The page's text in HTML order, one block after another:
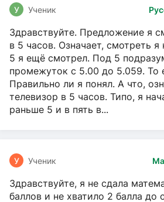
У Ученик
Здравствуйте. Предложение я
в 5 часов. Означает, смотреть
5 я ещё смотрел. Под 5
промежуток с 5.00 до 5.059. То
Правильно ли я понял. А что,
телевизор в 5 часов. Типо, я
раньше 5 и в пять в...
У Ученик
Здравствуйте, я не сдала
баллов и не хватило 2 балла до